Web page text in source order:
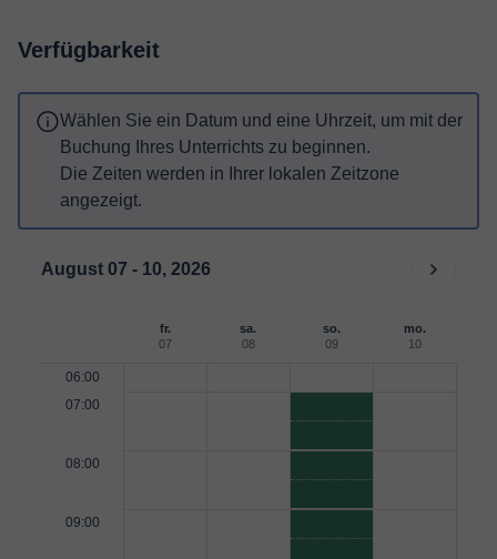
Verfügbarkeit
Wählen Sie ein Datum und eine Uhrzeit, um mit der
Buchung Ihres Unterrichts zu beginnen.
Die Zeiten werden in Ihrer lokalen Zeitzone
angezeigt.
August 07 - 10, 2026
fr.
07
sa.
08
so.
09
mo.
10
06:00
07:00
08:00
09:00